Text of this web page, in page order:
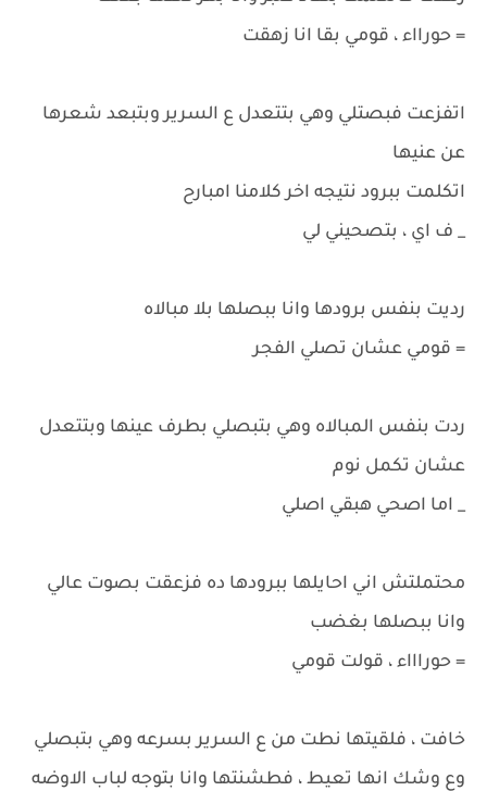
= حورااء ، قومي بقا انا زهقت
اتفزعت فبصتلي وهي بتتعدل ع السرير وبتبعد شعرها
عن عنيها
اتكلمت ببرود نتيجه اخر كلامنا امبارح
_ ف اي ، بتصحيني لي
رديت بنفس برودها وانا ببصلها بلا مبالاه
= قومي عشان تصلي الفجر
ردت بنفس المبالاه وهي بتبصلي بطرف عينها وبتتعدل
عشان تكمل نوم
_ اما اصحي هبقي اصلي
محتملتش اني احايلها ببرودها ده فزعقت بصوت عالي
وانا ببصلها بغضب
= حوراااء ، قولت قومي
خافت ، فلقيتها نطت من ع السرير بسرعه وهي بتبصلي
وع وشك انها تعيط ، فطشنتها وانا بتوجه لباب الاوضه